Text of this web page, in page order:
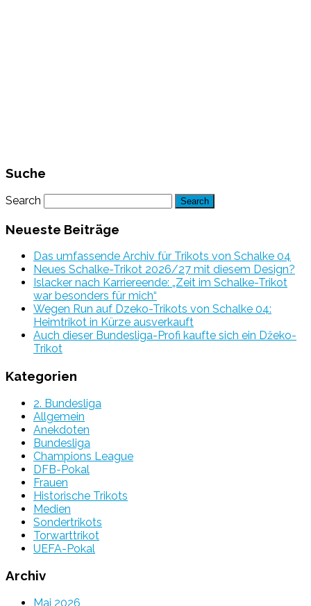
Suche
Search
Neueste Beiträge
Das umfassende Archiv für Trikots von Schalke 04
Neues Schalke-Trikot 2026/27 mit diesem Design?
Islacker nach Karriereende: „Zeit im Schalke-Trikot
war besonders für mich“
Wegen Run auf Dzeko-Trikots von Schalke 04:
Heimtrikot in Kürze ausverkauft
Auch dieser Bundesliga-Profi kaufte sich ein Džeko-
Trikot
Kategorien
2. Bundesliga
Allgemein
Anekdoten
Bundesliga
Champions League
DFB-Pokal
Frauen
Historische Trikots
Medien
Sondertrikots
Torwarttrikot
UEFA-Pokal
Archiv
Mai 2026